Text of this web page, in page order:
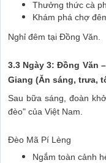
Thưởng thức cà
Khám phá chợ
Nghỉ đêm tại Đồng Văn.
3.3 Ngày 3: Đồng Văn
Giang (Ăn sáng, trưa,
Sau bữa sáng, đoàn
đèo" của Việt Nam.
Đèo Mã Pí Lèng
Ngắm toàn cảnh